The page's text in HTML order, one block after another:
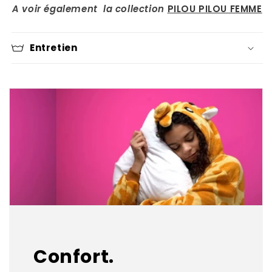
A voir également la collection PILOU PILOU FEMME
Entretien
Confort.